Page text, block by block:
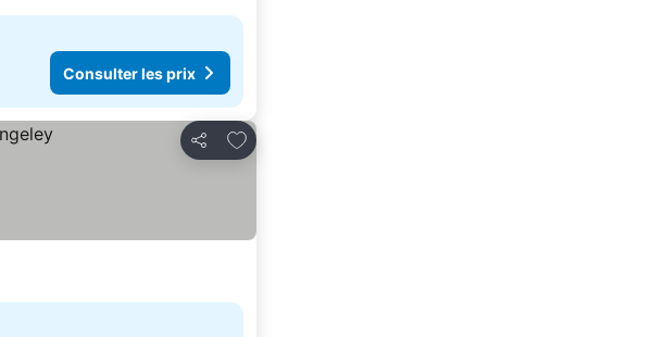
Consulter les prix
Partager
Ajouter à mes favoris